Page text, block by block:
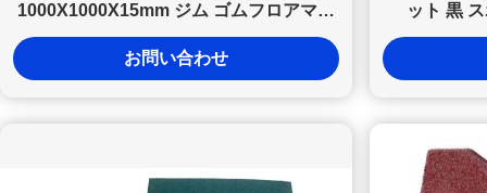
1000X1000X15mm ジム ゴムフロアマッ
ト 透気
お問い合わせ
ット 黒